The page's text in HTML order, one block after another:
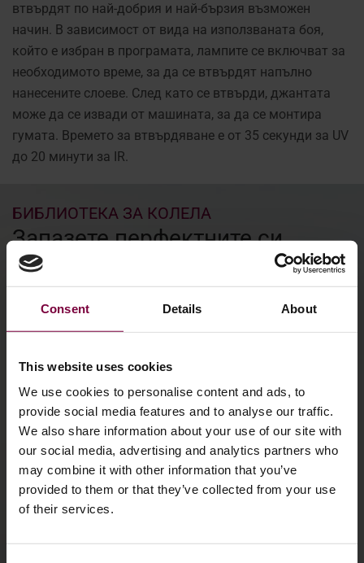
Consent Details About
This website uses cookies
We use cookies to personalise content and ads, to
provide social media features and to analyse our traffic.
We also share information about your use of our site with
our social media, advertising and analytics partners who
may combine it with other information that you’ve
provided to them or that they’ve collected from your use
of their services.
втвърдят по най-добрия и най-бързия възможен
начин. В зависимост от вида на използваната боя,
който е избран в програмата, лампите се включват за
необходимото време, за да се втвърдят напълно
нанесените слоеве. След като се втвърди, джантата
може да се извади от машината, за да се монтира
гумата. Времето за втвърдяване е от 35 секунди за UV
до 20 минути за IR.
БИБЛИОТЕКА ЗА КОЛЕЛА
Запазете перфектните си
настройки и ги извикайте по
всяко време
припомни боядисване и да го боядиса със
вентилация и сушене за въздушно, инфрачервено или
UV сушене.